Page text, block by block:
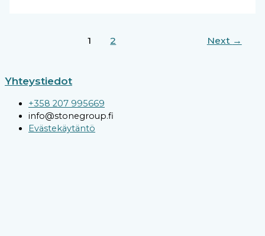
1 2 Next →
Yhteystiedot
+358 207 995669
info@stonegroup.fi
Evästekäytäntö